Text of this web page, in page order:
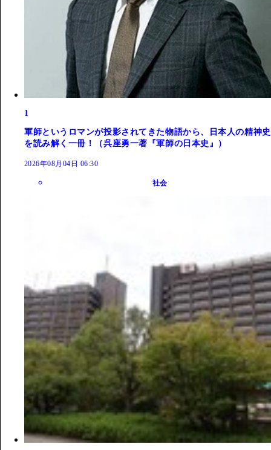
1
軍師というロマンが投影されてきた物語から、日本人の精神史
を読み解く一冊！（呉座勇一著『軍師の日本史』）
2026年08月04日 06:30
社会